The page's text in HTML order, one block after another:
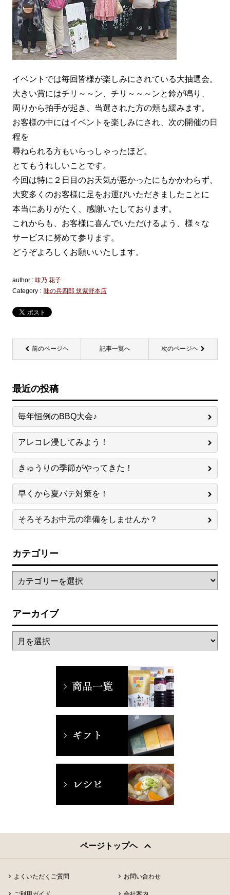
イベントでは毎回皆様が楽しみにされている大抽選会。
大きい賞にはチリ～～ン、チリ～～～ンと鈴が鳴り、
周りから拍手が起き、当選された方の頬も緩みます。
お客様の中にはイベントを楽しみにされ、次の開催の日
程を
尋ねられる方もいらっしゃったほど。
とてもうれしいことです。
今回は特に２日目のお天気が悪かったにもかかわらず、
大変多くのお客様に足をお運びいただきましたことに
本当にありがたく、感謝いたしております。
これからも、お客様に喜んでいただけるよう、様々な
サービスに努めて参ります。
どうぞよろしくお願いいたします。
author : 味乃 花子
Category : 味の兵四郎 筑紫野本店
前のページヘ 記事一覧へ 次のページヘ
最近の投稿
毎年恒例のBBQ大会♪
アレコレ浸してみよう！
きゅうりの季節がやってきた！
早くから夏バテ対策を！
そろそろお中元の準備をしませんか？
カテゴリー
アーカイブ
ページトップヘ
よくいただくご質問 お問い合わせ